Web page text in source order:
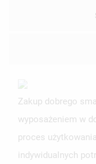
Zakup dobrego
wyposażeniem w
proces
indywidualnych